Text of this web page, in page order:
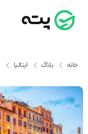
خانه بلاگ ایتالیا